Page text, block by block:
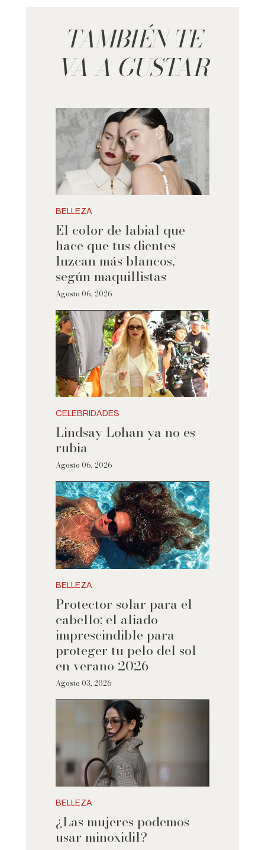
TAMBIÉN TE
VA A GUSTAR
BELLEZA
El color de labial que
hace que tus dientes
luzcan más blancos,
según maquillistas
Agosto 06, 2026
CELEBRIDADES
Lindsay Lohan ya no es
rubia
Agosto 06, 2026
BELLEZA
Protector solar para el
cabello: el aliado
imprescindible para
proteger tu pelo del sol
en verano 2026
Agosto 03, 2026
BELLEZA
¿Las mujeres podemos
usar minoxidil?